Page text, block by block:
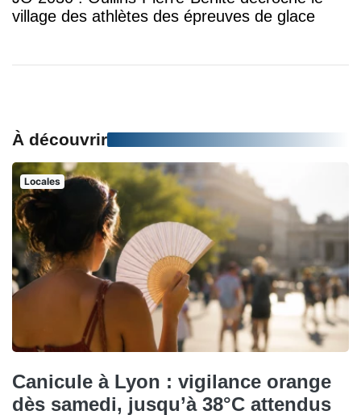
village des athlètes des épreuves de glace
À découvrir
Locales
Canicule à Lyon : vigilance orange
dès samedi, jusqu’à 38°C attendus